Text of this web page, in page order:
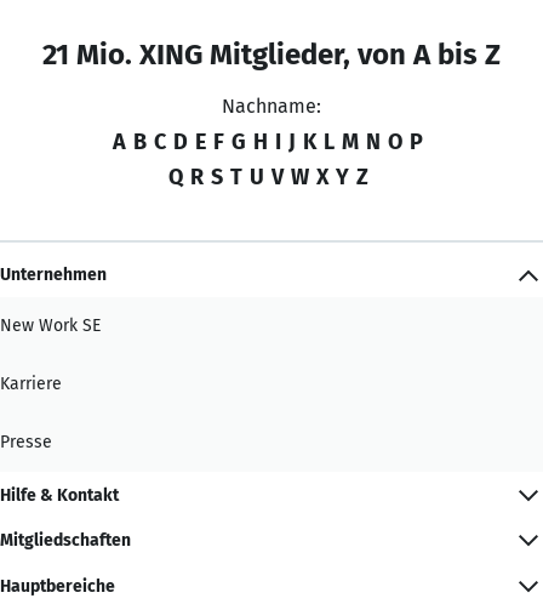
21 Mio. XING Mitglieder, von A bis Z
Nachname:
A B C D E F G H I J K L M N O P
Q R S T U V W X Y Z
Unternehmen
New Work SE
Karriere
Presse
Hilfe & Kontakt
Mitgliedschaften
Hauptbereiche